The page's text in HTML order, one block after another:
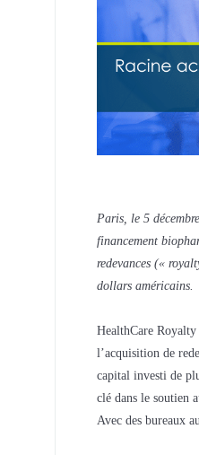
Paris, le 5
financement
redevances («
dollars américains.
HealthCare
l’acquisition de
capital investi de
clé dans le soutien
Avec des bureaux